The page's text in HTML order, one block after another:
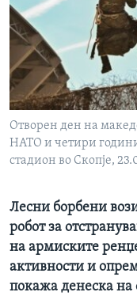
ИНТЕРВЈУА
Јазици
Отворен ден на
НАТО и четири
стадион во Скопје,
Лесни борбени
робот за
на армиските
активности и
покажа денеска на